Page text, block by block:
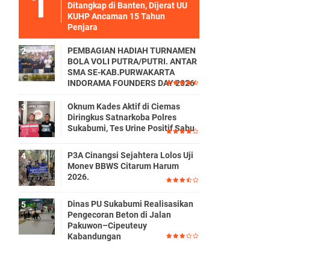
Ditangkap di Banten, Dijerat UU
KUHP Ancaman 15 Tahun
Penjara
PEMBAGIAN HADIAH TURNAMEN
BOLA VOLI PUTRA/PUTRI. ANTAR
SMA SE-KAB.PURWAKARTA
INDORAMA FOUNDERS DAY 2026
Oknum Kades Aktif di Ciemas
Diringkus Satnarkoba Polres
Sukabumi, Tes Urine Positif Sabu
P3A Cinangsi Sejahtera Lolos Uji
Monev BBWS Citarum Harum
2026.
Dinas PU Sukabumi Realisasikan
Pengecoran Beton di Jalan
Pakuwon–Cipeuteuy
Kabandungan